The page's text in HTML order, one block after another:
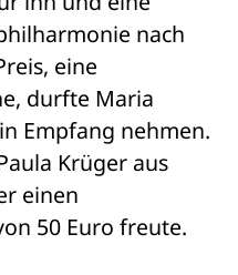
nach
eine
durfte Maria
Empfang nehmen.
Krüger aus
einen
50 Euro freute.